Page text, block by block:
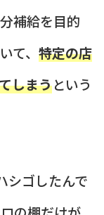
補給を目的
て、 特定の店
しまうという
シゴしたんで